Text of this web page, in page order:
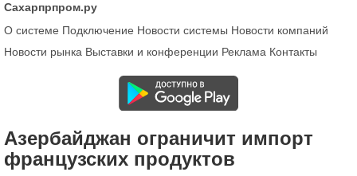
Сахарпрпром.ру
О системе Подключение Новости системы Новости компаний
Новости рынка Выставки и конференции Реклама Контакты
Азербайджан ограничит импорт
французских продуктов